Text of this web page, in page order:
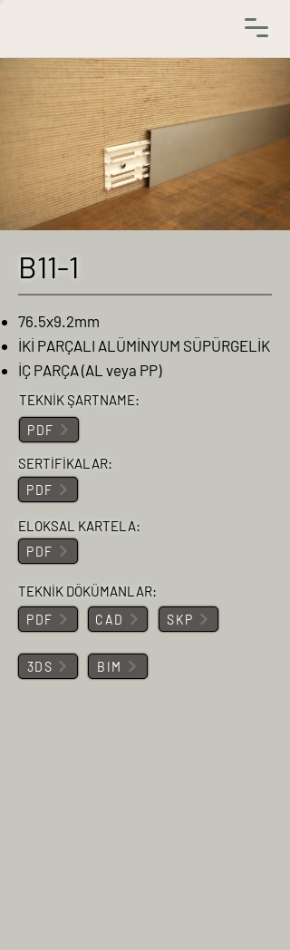
B11-1
76.5x9.2mm
İKİ PARÇALI ALÜMİNYUM SÜPÜRGELİK
İÇ PARÇA (AL veya PP)
TEKNİK ŞARTNAME:
PDF
SERTİFİKALAR:
PDF
ELOKSAL KARTELA:
PDF
TEKNİK DÖKÜMANLAR:
PDF CAD SKP
3DS BIM